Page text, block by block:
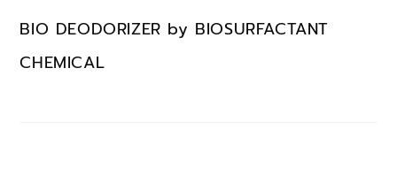
BIO DEODORIZER by BIOSURFACTANT
CHEMICAL